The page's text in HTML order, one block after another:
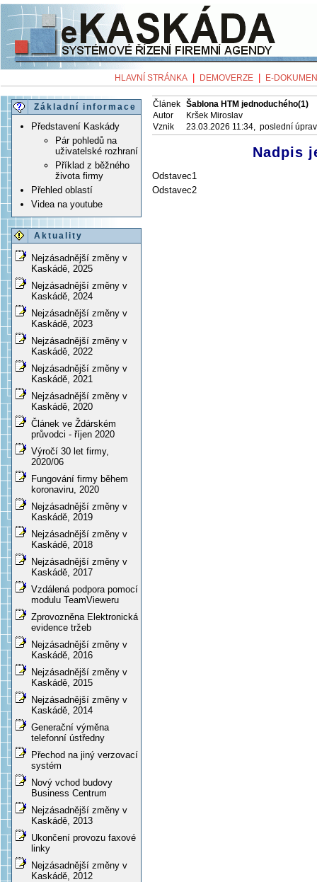
HLAVNÍ STRÁNKA DEMOVERZE E-
Základní informace
Představení Kaskády
Pár pohledů na
uživatelské rozhraní
Příklad z běžného
života firmy
Přehled oblastí
Videa na youtube
Aktuality
Nejzásadnější změny v
Kaskádě, 2025
Nejzásadnější změny v
Kaskádě, 2024
Nejzásadnější změny v
Kaskádě, 2023
Nejzásadnější změny v
Kaskádě, 2022
Nejzásadnější změny v
Kaskádě, 2021
Nejzásadnější změny v
Kaskádě, 2020
Článek ve Ždárském
průvodci - říjen 2020
Výročí 30 let firmy,
2020/06
Fungování firmy během
koronaviru, 2020
Nejzásadnější změny v
Kaskádě, 2019
Nejzásadnější změny v
Kaskádě, 2018
Nejzásadnější změny v
Kaskádě, 2017
Vzdálená podpora pomocí
modulu TeamVieweru
Zprovozněna Elektronická
evidence tržeb
Nejzásadnější změny v
Kaskádě, 2016
Nejzásadnější změny v
Kaskádě, 2015
Nejzásadnější změny v
Kaskádě, 2014
Generační výměna
telefonní ústředny
Přechod na jiný verzovací
systém
Nový vchod budovy
Business Centrum
Nejzásadnější změny v
Kaskádě, 2013
Ukončení provozu faxové
linky
Nejzásadnější změny v
Kaskádě, 2012
Článek Šablona HTM jednoduchého(1)
Autor
Kršek Miroslav
Vznik
23.03.2026 11:34, poslední
Nadpis
Odstavec1
Odstavec2